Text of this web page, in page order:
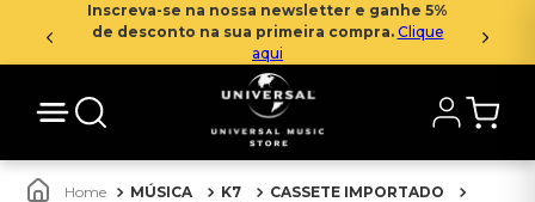
Inscreva-se na nossa newsletter e ganhe 5%
de desconto na sua primeira compra. Clique
aqui
MÚSICA K7
CASSETE IMPORTADO